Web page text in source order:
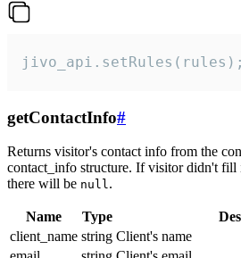
jivo_api.setRules(rules);
getContactInfo#
Returns visitor's contact info from the
contact_info structure. If visitor didn't fill
there will be null.
Name Type
client_name string Client's name